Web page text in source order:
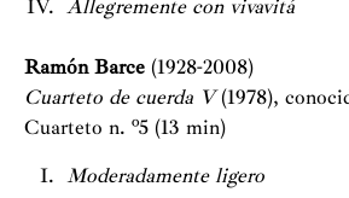
Allegremente con vivavitá
Ramón Barce (1928-2008)
Cuarteto de cuerda V(1978),
Cuarteto n. º5 (13 min)
Moderadamente ligero